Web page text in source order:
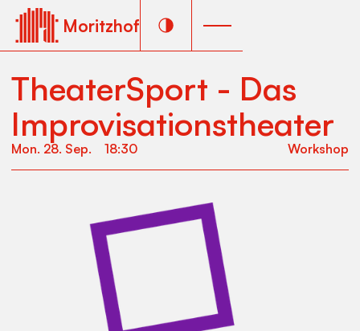
Moritzhof
TheaterSport - Das
Improvisationstheater
Mon. 28. Sep. 18:30 Workshop